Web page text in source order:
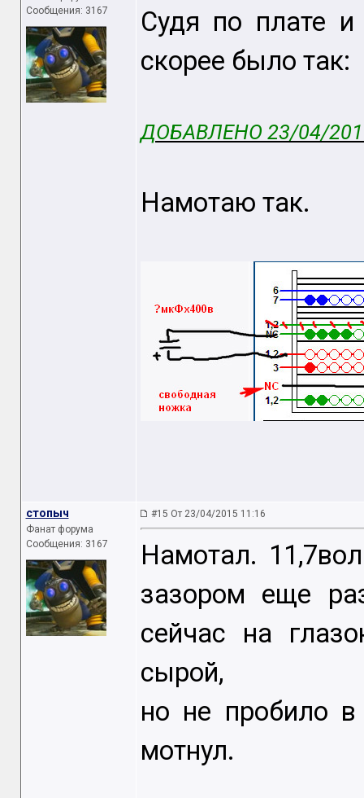
Сообщения: 3167
Судя по плате
скорее было так:
ДОБАВЛЕНО 23/04/
Намотаю так.
стопыч
Фанат форума
Сообщения: 3167
#15 От 23/04/2015 11:16
Намотал.
зазором еще
сейчас на
сырой,
но не пробило
мотнул.